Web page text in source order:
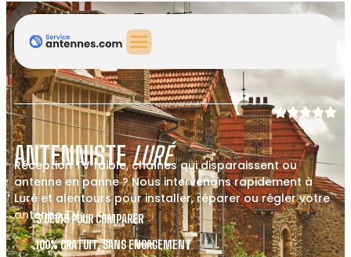
ANTENNISTELURÉ
Réception TV faible, chaînes qui disparaissent ou
antenne en panne ? Nous intervenons rapidement à
Luré et alentours pour installer, réparer ou régler votre
antenne TV.
3 DEVIS POUR COMPARER
100% GRATUIT, SANS ENGAGEMENT